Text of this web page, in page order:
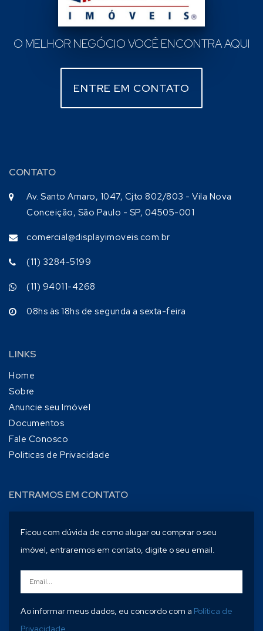
O MELHOR NEGÓCIO VOCÊ ENCONTRA AQUI
ENTRE EM CONTATO
CONTATO
Av. Santo Amaro, 1047, Cjto 802/803 - Vila Nova
Conceição, São Paulo - SP, 04505-001
comercial@displayimoveis.com.br
(11) 3284-5199
(11) 94011-4268
08hs às 18hs de segunda a sexta-feira
LINKS
Home
Sobre
Anuncie seu Imóvel
Documentos
Fale Conosco
Politicas de Privacidade
ENTRAMOS EM CONTATO
Ficou com dúvida de como alugar ou comprar o seu
imóvel, entraremos em contato, digite o seu email.
Ao informar meus dados, eu concordo com a Política de
Privacidade